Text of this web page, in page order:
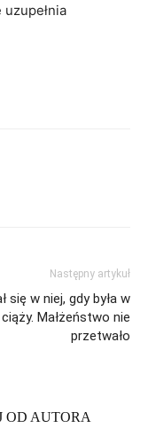
Następny artykuł
się w niej, gdy była w
ciąży. Małżeństwo nie
przetwało
OD AUTORA